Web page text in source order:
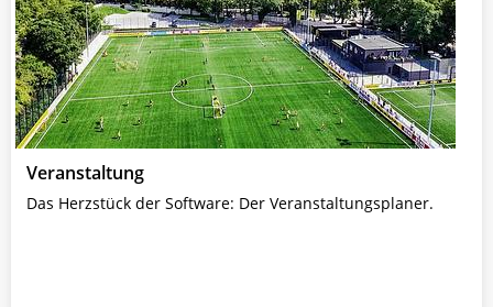
Veranstaltung
Das Herzstück der Software: Der Veranstaltungsplaner.